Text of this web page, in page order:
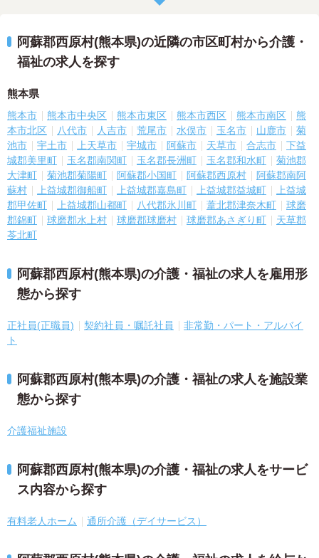
阿蘇郡西原村(熊本県)の近隣の市区町村から介護・
福祉の求人を探す
熊本県
熊本市 熊本市中央区 熊本市東区 熊本市西区 熊本市南区
熊
本市北区
八代市 人吉市 荒尾市 水俣市 玉名市 山鹿市
菊
池市
宇土市 上天草市 宇城市 阿蘇市 天草市 合志市
下益
城郡美里町
玉名郡南関町 玉名郡長洲町 玉名郡和水町
菊池郡
大津町
菊池郡菊陽町 阿蘇郡小国町 阿蘇郡西原村
阿蘇郡南阿
蘇村
上益城郡御船町 上益城郡嘉島町 上益城郡益城町
上益城
郡甲佐町
上益城郡山都町 八代郡氷川町 葦北郡津奈木町
球磨
郡錦町
球磨郡水上村 球磨郡球磨村 球磨郡あさぎり町
天草郡
苓北町
阿蘇郡西原村(熊本県)の介護・福祉の求人を雇用形
態から探す
正社員(正職員) 契約社員・嘱託社員
非常勤・パート・アルバイ
ト
阿蘇郡西原村(熊本県)の介護・福祉の求人を施設業
態から探す
介護福祉施設
阿蘇郡西原村(熊本県)の介護・福祉の求人をサービ
ス内容から探す
有料老人ホーム 通所介護（デイサービス）